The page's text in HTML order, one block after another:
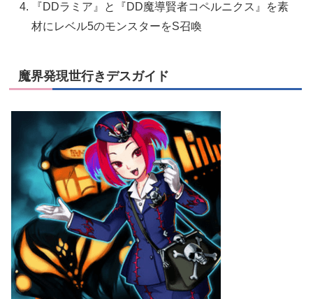
『DDラミア』と『DD魔導賢者コペルニクス』を素
材にレベル5のモンスターをS召喚
魔界発現世行きデスガイド